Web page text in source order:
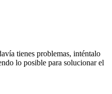
tienes problemas, inténtalo
lo posible para solucionar el